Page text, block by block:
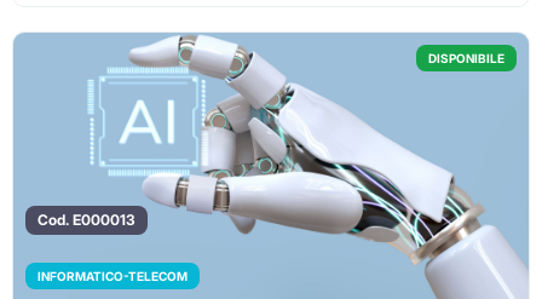
DISPONIBILE
Cod. E000013
INFORMATICO-TELECOM